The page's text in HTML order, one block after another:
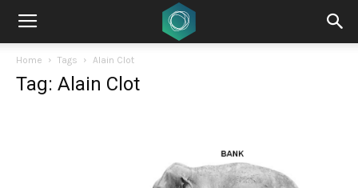
Home Tags Alain Clot
Tag: Alain Clot